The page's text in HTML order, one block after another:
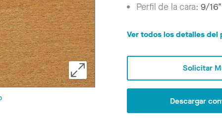
Perfil de la cara:9/16"
Ver todos los detalles del
Solicitar
Descargar